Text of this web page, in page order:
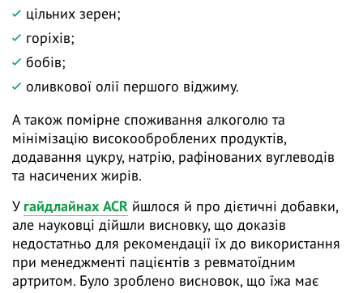
цільних зерен;
горіхів;
бобів;
оливкової олії першого віджиму.
А також помірне споживання алкоголю та
мінімізацію високооброблених продуктів,
додавання цукру, натрію, рафінованих вуглеводів
та насичених жирів.
У гайдлайнах ACR йшлося й про дієтичні добавки,
але науковці дійшли висновку, що доказів
недостатньо для рекомендації їх до використання
при менеджменті пацієнтів з ревматоїдним
артритом. Було зроблено висновок, що їжа має